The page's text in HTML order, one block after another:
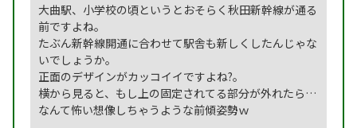
大曲駅、小学校の頃というとおそらく秋田新幹線が通る
前ですよね。
たぶん新幹線開通に合わせて駅舎も新しくしたんじゃな
いでしょうか。
正面のデザインがカッコイイですよね?。
横から見ると、もし上の固定されてる部分が外れたら…
なんて怖い想像しちゃうような前傾姿勢ｗ